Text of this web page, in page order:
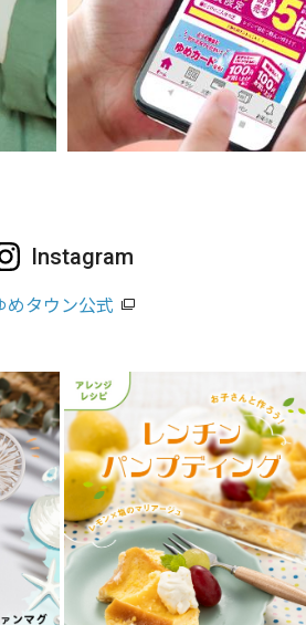
Instagram
めタウン公式